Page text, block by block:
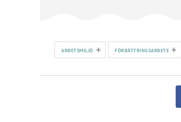
ARBETSMILJÖ + FÖRBÄTTRINGSARBETE +